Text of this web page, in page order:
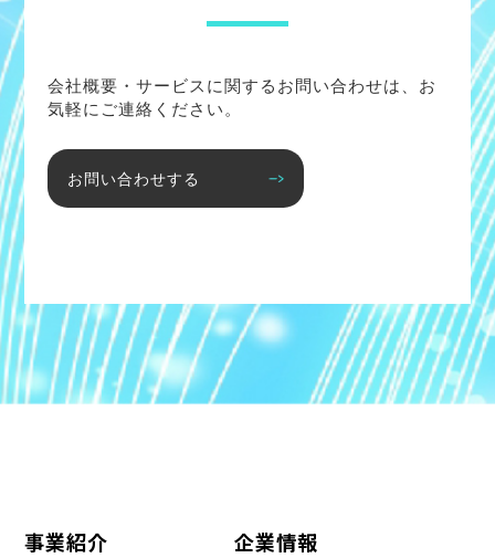
会社概要・サービスに関するお問い合わせは、お
気軽にご連絡ください。
お問い合わせする
事業紹介 企業情報